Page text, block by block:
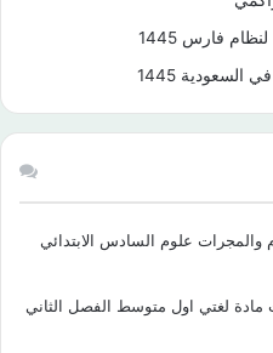
فارس 1445
1445
والمجرات علوم السادس الابتدائي
لغتي اول متوسط الفصل الثاني